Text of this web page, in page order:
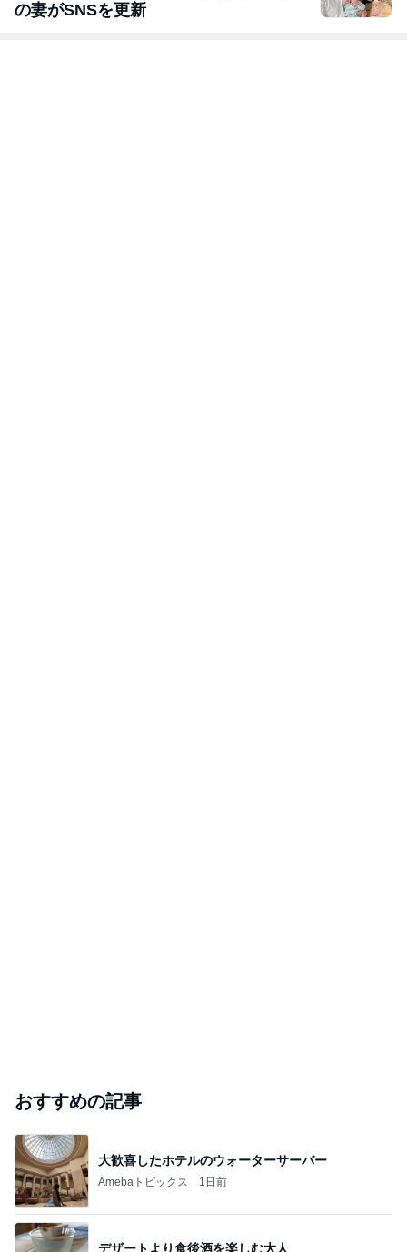
の妻がSNSを更新
おすすめの記事
大歓喜したホテルのウォーターサーバー
Amebaトピックス 1日前
デザートより食後酒を楽しむ大人